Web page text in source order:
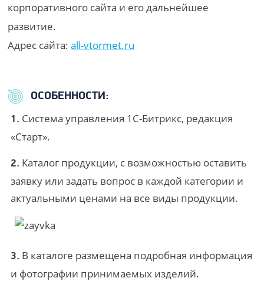
корпоративного сайта и его дальнейшее
развитие.
Адрес сайта:all-vtormet.ru
ОСОБЕННОСТИ:
1. Система управления 1С-Битрикс, редакция
«Старт».
2. Каталог продукции, с возможностью оставить
заявку или задать вопрос в каждой категории и
актуальными ценами на все виды продукции.
3. В каталоге размещена подробная информация
и фотографии принимаемых изделий.